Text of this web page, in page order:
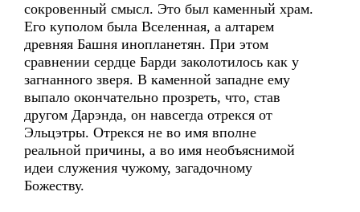
сокровенный смысл. Это был каменный храм.
Его куполом была Вселенная, а алтарем
древняя Башня инопланетян. При этом
сравнении сердце Барди заколотилось как у
загнанного зверя. В каменной западне ему
выпало окончательно прозреть, что, став
другом Дарэнда, он навсегда отрекся от
Эльцэтры. Отрекся не во имя вполне
реальной причины, а во имя необъяснимой
идеи служения чужому, загадочному
Божеству.